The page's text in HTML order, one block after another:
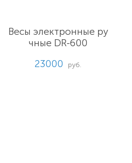
Весы электронные ру
чные DR-600
23000
руб.